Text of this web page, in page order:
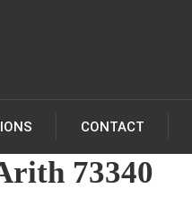
CONTACT
73340